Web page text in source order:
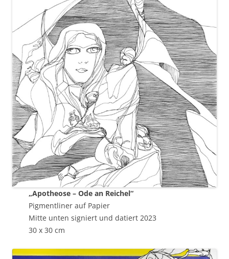
„Apotheose – Ode an Reichel“
Pigmentliner auf Papier
Mitte unten signiert und datiert 2023
30 x 30 cm